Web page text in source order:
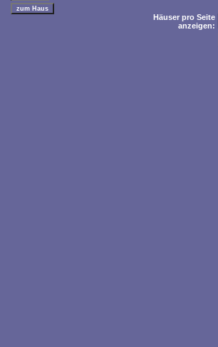
Häuser pro Seite
anzeigen: